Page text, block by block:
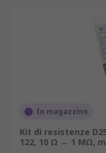
In magazzino
Kit di resistenze
122, 10 Ω → 1 MΩ,